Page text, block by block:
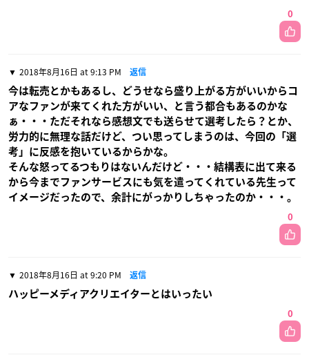
0
2018年8月16日 at 9:13 PM 返信
今は転売とかもあるし、どうせなら盛り上がる方がいいからコ
アなファンが来てくれた方がいい、と言う都合もあるのかな
ぁ・・・ただそれなら感想文でも送らせて選考したら？とか、
労力的に無理な話だけど、つい思ってしまうのは、今回の「選
考」に反感を抱いているからかな。
そんな怒ってるつもりはないんだけど・・・結構表に出て来る
から今までファンサービスにも気を遣ってくれている先生って
イメージだったので、余計にがっかりしちゃったのか・・・。
0
2018年8月16日 at 9:20 PM 返信
ハッピーメディアクリエイターとはいったい
0